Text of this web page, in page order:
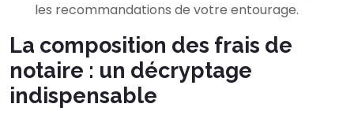
les recommandations de votre entourage.
La composition des frais de
notaire : un décryptage
indispensable